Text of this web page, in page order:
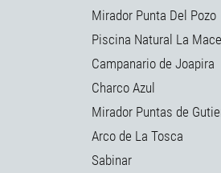
Mirador Punta Del Pozo
Piscina Natural La
Campanario de Joapira
Charco Azul
Mirador Puntas de
Arco de La Tosca
Sabinar